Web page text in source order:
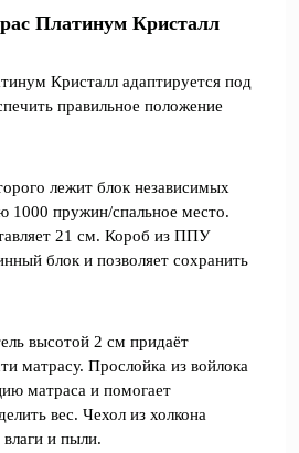
Платинум Кристалл
Кристалл адаптируется под
правильное положение
лежит блок независимых
1000 пружин/спальное место.
21 см. Короб из ППУ
блок и позволяет сохранить
высотой 2 см придаёт
матрасу. Прослойка из войлока
матраса и помогает
вес. Чехол из холкона
и пыли.